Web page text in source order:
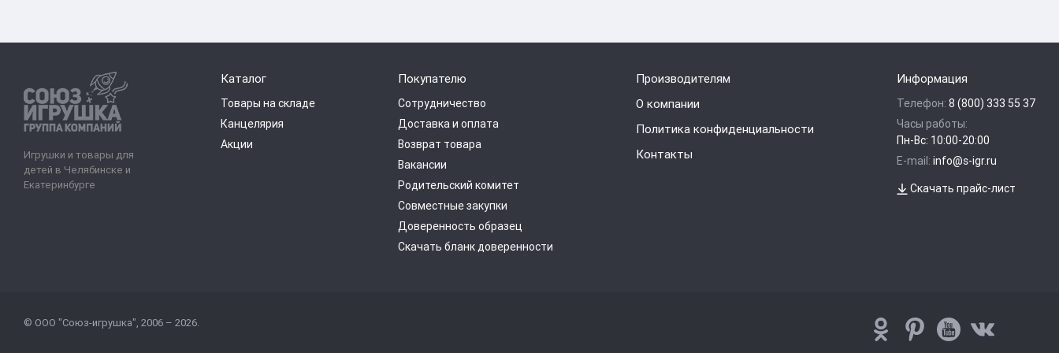
Игрушки и товары для
детей в Челябинске и
Екатеринбурге
Каталог
Товары на складе
Канцелярия
Акции
Покупателю
Сотрудничество
Доставка и оплата
Возврат товара
Вакансии
Родительский комитет
Совместные закупки
Доверенность образец
Скачать бланк доверенности
Производителям
О компании
Политика конфиденциальности
Контакты
Информация
Телефон: 8 (800) 333 55 37
Часы работы:
Пн-Вс: 10:00-20:00
E-mail: info@s-igr.ru
Скачать прайс-лист
© ООО "Союз-игрушка", 2006 – 2026.